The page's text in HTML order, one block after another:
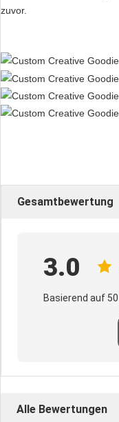
zuvor.
Gesamtbewertung
3.0
Basierend auf
Alle Bewertungen